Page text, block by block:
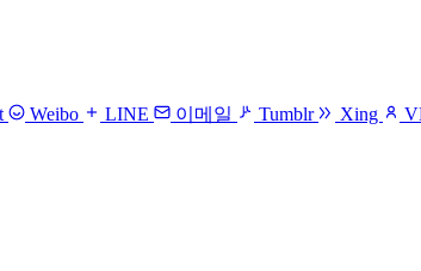
Weibo LINE 이메일 Tumblr Xing